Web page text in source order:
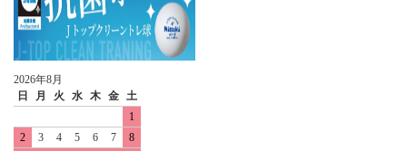
2026年8月
日
月 火 水 木 金 土
1
2
3 4 5 6 7
8